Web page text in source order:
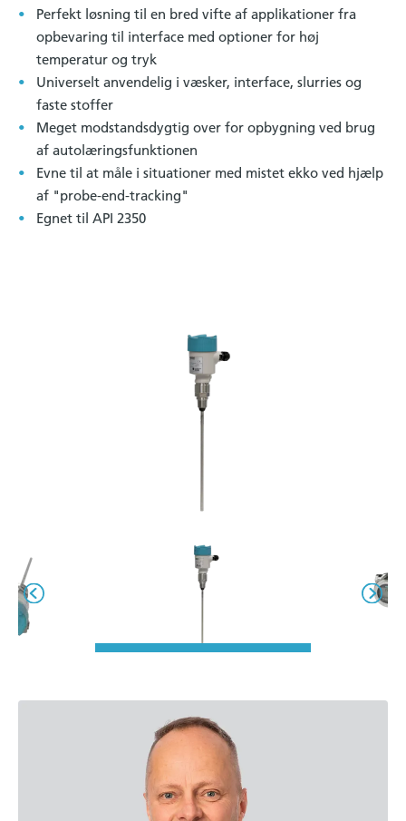
Perfekt løsning til en bred vifte af applikationer fra
opbevaring til interface med optioner for høj
temperatur og tryk
Universelt anvendelig i væsker, interface, slurries og
faste stoffer
Meget modstandsdygtig over for opbygning ved brug
af autolæringsfunktionen
Evne til at måle i situationer med mistet ekko ved hjælp
af "probe-end-tracking"
Egnet til API 2350